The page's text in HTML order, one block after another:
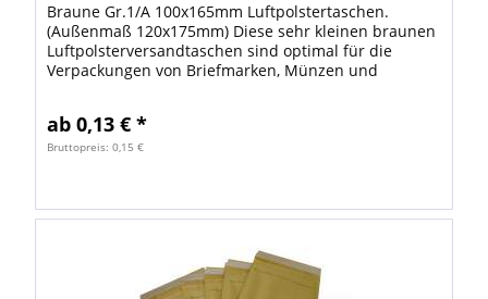
Braune Gr.1/A 100x165mm Luftpolstertaschen.
(Außenmaß 120x175mm) Diese sehr kleinen braunen
Luftpolsterversandtaschen sind optimal für die
Verpackungen von Briefmarken, Münzen und
ab 0,13 € *
Bruttopreis: 0,15 €